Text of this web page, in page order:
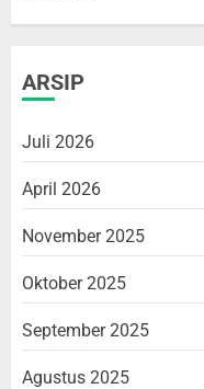
ARSIP
Juli 2026
April 2026
November 2025
Oktober 2025
September 2025
Agustus 2025